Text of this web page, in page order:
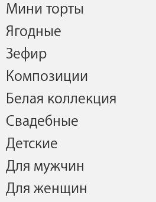
Мини торты
Ягодные
Зефир
Композиции
Белая коллекция
Свадебные
Детские
Для мужчин
Для женщин